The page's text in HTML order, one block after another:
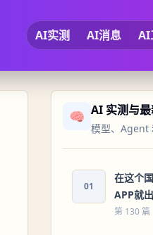
AI实测 AI消息 AI
🧠 AI 实测与
模型、Agent
01
在这个
APP就出
第 130 篇